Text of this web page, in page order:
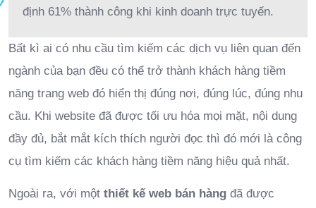
định 61% thành công khi kinh doanh trực tuyến.
Bất kì ai có nhu cầu tìm kiếm các dịch vụ liên quan đến
ngành của bạn đều có thể trở thành khách hàng tiềm
năng trang web đó hiển thị đúng nơi, đúng lúc, đúng nhu
cầu. Khi website đã được tối ưu hóa mọi mặt, nội dung
đầy đủ, bắt mắt kích thích người đọc thì đó mới là công
cụ tìm kiếm các khách hàng tiềm năng hiệu quả nhất.
Ngoài ra, với một thiết kế web bán hàng đã được